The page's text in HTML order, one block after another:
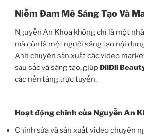
Niềm Đam Mê Sáng Tạo Và
Nguyễn An Khoa không chỉ là một
mà còn là một người sáng tạo nội
Anh chuyên sản xuất các video
sâu sắc và sáng tạo, giúp DiiDii
các nền tảng trực tuyến.
Hoạt động chính của Nguyễn An
Chỉnh sửa và sản xuất video chuyên